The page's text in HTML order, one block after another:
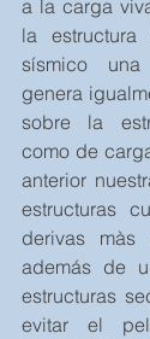
a la carga
la
sísmico
genera
sobre la
como de
anterior
estructuras
derivas màs
además de
estructuras
evitar el